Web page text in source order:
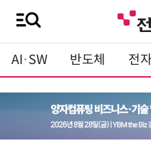
AI·SW 반도체 전자